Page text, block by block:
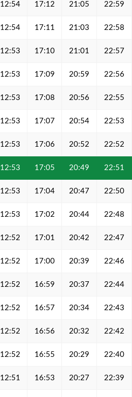
12:54 17:12 21:05 22:59
12:54 17:11 21:03 22:58
12:53 17:10 21:01 22:57
12:53 17:09 20:59 22:56
12:53 17:08 20:56 22:55
12:53 17:07 20:54 22:53
12:53 17:06 20:52 22:52
12:53 17:05 20:49 22:51
12:53 17:04 20:47 22:50
12:53 17:02 20:44 22:48
12:52 17:01 20:42 22:47
12:52 17:00 20:39 22:46
12:52 16:59 20:37 22:44
12:52 16:57 20:34 22:43
12:52 16:56 20:32 22:42
12:52 16:55 20:29 22:40
12:51 16:53 20:27 22:39